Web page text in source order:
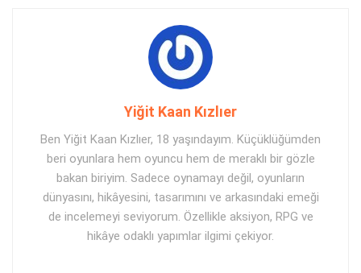
Yiğit Kaan Kızlıer
Ben Yiğit Kaan Kızlıer, 18 yaşındayım. Küçüklüğümden
beri oyunlara hem oyuncu hem de meraklı bir gözle
bakan biriyim. Sadece oynamayı değil, oyunların
dünyasını, hikâyesini, tasarımını ve arkasındaki emeği
de incelemeyi seviyorum. Özellikle aksiyon, RPG ve
hikâye odaklı yapımlar ilgimi çekiyor.